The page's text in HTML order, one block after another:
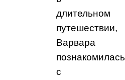
длительном
путешествии,
Варвара
познакомилась
с